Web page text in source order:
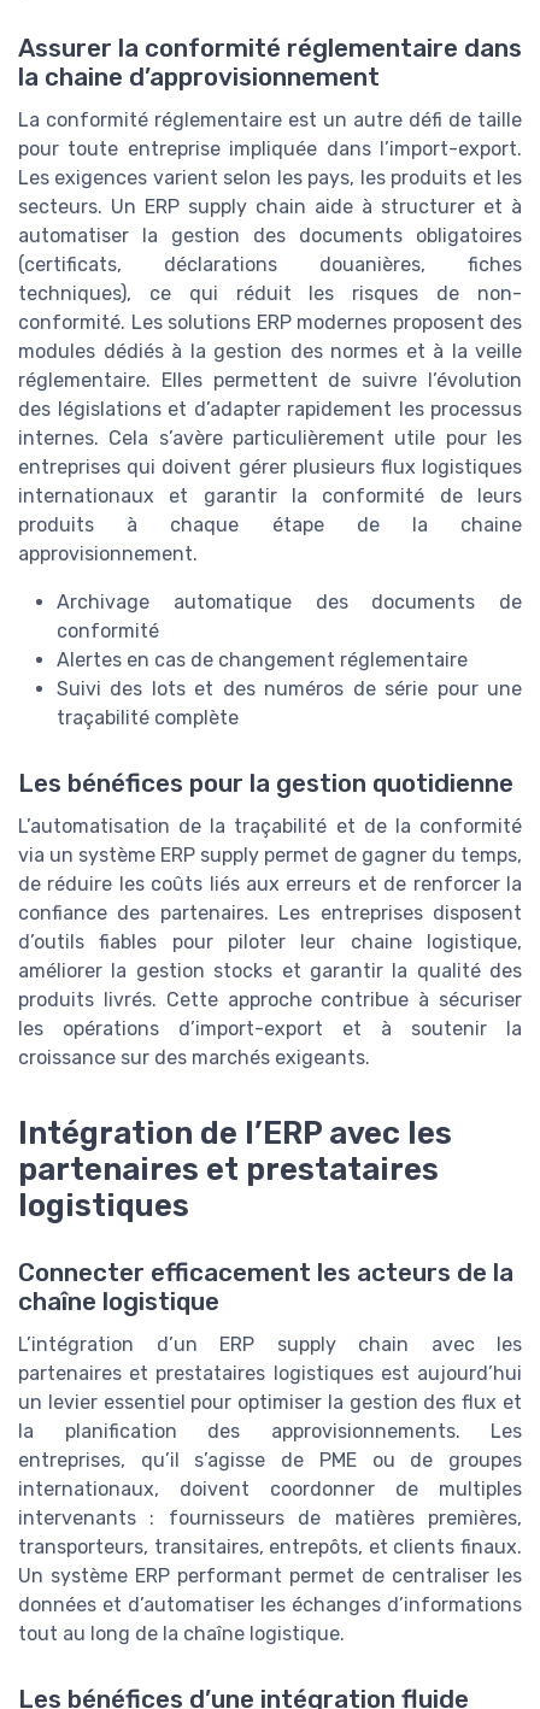
Assurer la conformité réglementaire dans
la chaine d’approvisionnement
La conformité réglementaire est un autre défi de taille
pour toute entreprise impliquée dans l’import-export.
Les exigences varient selon les pays, les produits et les
secteurs. Un ERP supply chain aide à structurer et à
automatiser la gestion des documents obligatoires
(certificats, déclarations douanières, fiches
techniques), ce qui réduit les risques de non-
conformité. Les solutions ERP modernes proposent des
modules dédiés à la gestion des normes et à la veille
réglementaire. Elles permettent de suivre l’évolution
des législations et d’adapter rapidement les processus
internes. Cela s’avère particulièrement utile pour les
entreprises qui doivent gérer plusieurs flux logistiques
internationaux et garantir la conformité de leurs
produits à chaque étape de la chaine
approvisionnement.
Archivage automatique des documents de
conformité
Alertes en cas de changement réglementaire
Suivi des lots et des numéros de série pour une
traçabilité complète
Les bénéfices pour la gestion quotidienne
L’automatisation de la traçabilité et de la conformité
via un système ERP supply permet de gagner du temps,
de réduire les coûts liés aux erreurs et de renforcer la
confiance des partenaires. Les entreprises disposent
d’outils fiables pour piloter leur chaine logistique,
améliorer la gestion stocks et garantir la qualité des
produits livrés. Cette approche contribue à sécuriser
les opérations d’import-export et à soutenir la
croissance sur des marchés exigeants.
Intégration de l’ERP avec les
partenaires et prestataires
logistiques
Connecter efficacement les acteurs de la
chaîne logistique
L’intégration d’un ERP supply chain avec les
partenaires et prestataires logistiques est aujourd’hui
un levier essentiel pour optimiser la gestion des flux et
la planification des approvisionnements. Les
entreprises, qu’il s’agisse de PME ou de groupes
internationaux, doivent coordonner de multiples
intervenants : fournisseurs de matières premières,
transporteurs, transitaires, entrepôts, et clients finaux.
Un système ERP performant permet de centraliser les
données et d’automatiser les échanges d’informations
tout au long de la chaîne logistique.
Les bénéfices d’une intégration fluide